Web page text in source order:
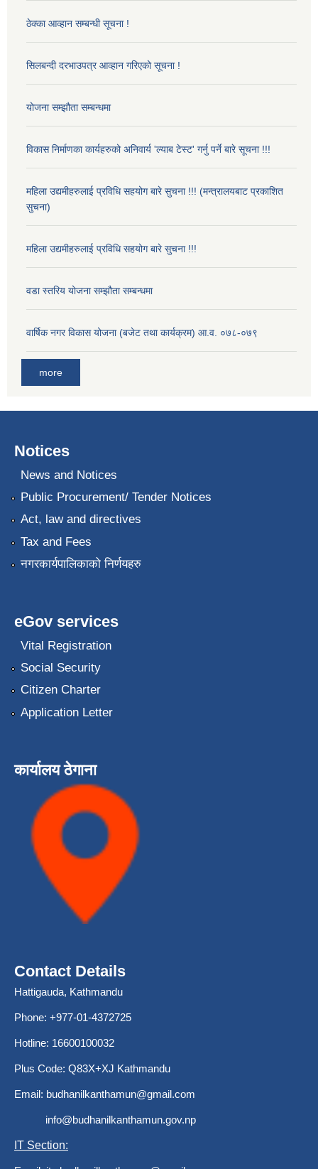
ठेक्का आव्हान सम्बन्धी सूचना !
सिलबन्दी दरभाउपत्र आव्हान गरिएको सूचना !
योजना सम्झौता सम्बन्धमा
विकास निर्माणका कार्यहरुको अनिवार्य 'ल्याब टेस्ट' गर्नु पर्ने बारे सूचना !!!
महिला उद्यमीहरुलाई प्रविधि सहयोग बारे सुचना !!! (मन्त्रालयबाट प्रकाशित
सुचना)
महिला उद्यमीहरुलाई प्रविधि सहयोग बारे सुचना !!!
वडा स्तरिय योजना सम्झौता सम्बन्धमा
वार्षिक नगर विकास योजना (बजेट तथा कार्यक्रम) आ.व. ०७८-०७९
more
Notices
News and Notices
Public Procurement/ Tender Notices
Act, law and directives
Tax and Fees
नगरकार्यपालिकाको निर्णयहरु
eGov services
Vital Registration
Social Security
Citizen Charter
Application Letter
कार्यालय ठेगाना
Contact Details
Hattigauda, Kathmandu
Phone: +977-01-4372725
Hotline: 16600100032
Plus Code: Q83X+XJ Kathmandu
Email: budhanilkanthamun@gmail.com
info@budhanilkanthamun.gov.np
IT Section: